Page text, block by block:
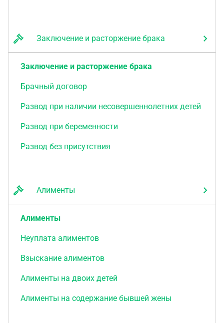
Заключение и расторжение брака
Заключение и расторжение брака
Брачный договор
Развод при наличии несовершеннолетних детей
Развод при беременности
Развод без присутствия
Алименты
Алименты
Неуплата алиментов
Взыскание алиментов
Алименты на двоих детей
Алименты на содержание бывшей жены